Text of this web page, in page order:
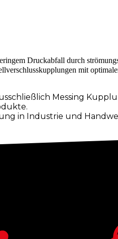
Druckabfall durch
mit
Messing
in Industrie und